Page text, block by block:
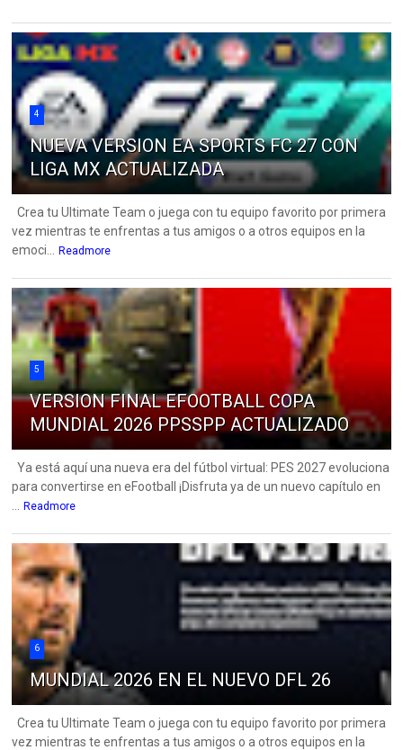
4
NUEVA VERSION EA SPORTS FC 27 CON
LIGA MX ACTUALIZADA
Crea tu Ultimate Team o juega con tu equipo favorito por primera
vez mientras te enfrentas a tus amigos o a otros equipos en la
emoci...
Readmore
5
VERSION FINAL EFOOTBALL COPA
MUNDIAL 2026 PPSSPP ACTUALIZADO
Ya está aquí una nueva era del fútbol virtual: PES 2027 evoluciona
para convertirse en eFootball ¡Disfruta ya de un nuevo capítulo en
Readmore
6
MUNDIAL 2026 EN EL NUEVO DFL 26
Crea tu Ultimate Team o juega con tu equipo favorito por primera
vez mientras te enfrentas a tus amigos o a otros equipos en la